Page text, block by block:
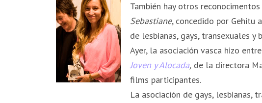
También hay otros
Sebastiane, concedido por
de lesbianas, gays, transexuales y
Ayer, la asociación vasca hizo
Joven y Alocada, de la directora
films participantes.
La asociación de gays, lesbianas,